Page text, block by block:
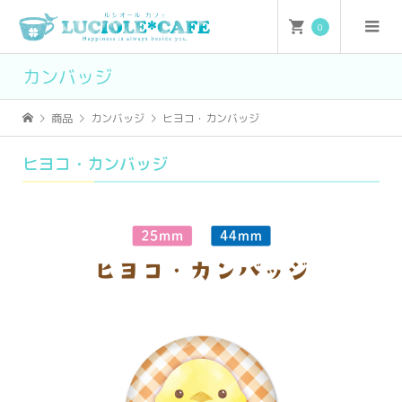
0
カンバッジ
商品 カンバッジ ヒヨコ・カンバッジ
ヒヨコ・カンバッジ